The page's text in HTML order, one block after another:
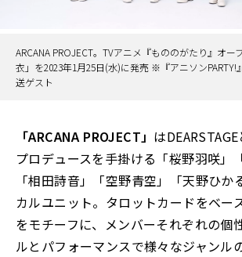
ARCANA PROJECT。TVアニメ『もののがたり』オー
衣」を2023年1月25日(水)に発売 ※『アニソンPARTY!
送ゲスト
「ARCANA PROJECT」 は
プロデュースを手掛ける「桜野羽咲」
「相田詩音」「空野青空」「天野ひか
カルユニット。タロットカードをベー
をモチーフに、メンバーそれぞれの個
ルとパフォーマンスで様々なジャンル